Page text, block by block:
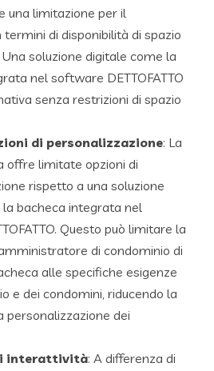
una limitazione per il
termini di disponibilità di spazio
Una soluzione digitale come la
nel software DETTOFATTO
senza restrizioni di spazio
di personalizzazione: La
offre limitate opzioni di
rispetto a una soluzione
bacheca integrata nel
Questo può limitare la
di condominio di
alle specifiche esigenze
e dei condomini, riducendo la
personalizzazione dei
interattività: A differenza di